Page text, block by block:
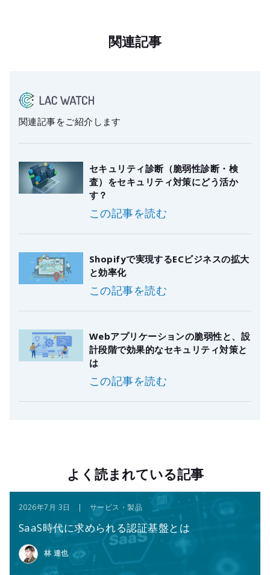
関連記事
関連記事をご紹介します
セキュリティ診断（脆弱性診断・検
査）をセキュリティ対策にどう活か
す？
この記事を読む
Shopifyで実現するECビジネスの拡大
と効率化
この記事を読む
Webアプリケーションの脆弱性と、設
計段階で効果的なセキュリティ対策と
は
この記事を読む
よく読まれている記事
2026年7月 3日 | サービス・製品
SaaS時代に求められる認証基盤とは
林 達也